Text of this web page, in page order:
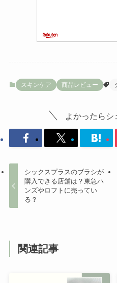
スキンケア 商品レビュー
よかったらシ
シックスプラスのブラシが
購入できる店舗は？東急ハ
ンズやロフトに売ってい
る？
関連記事